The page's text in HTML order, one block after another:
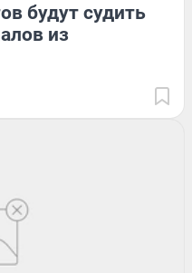
будут судить
из